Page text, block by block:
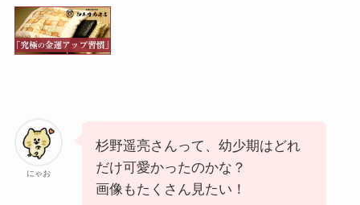
にゃお
杉野遥亮さんって、幼少期はどれ
だけ可愛かったのかな？
画像もたくさん見たい！